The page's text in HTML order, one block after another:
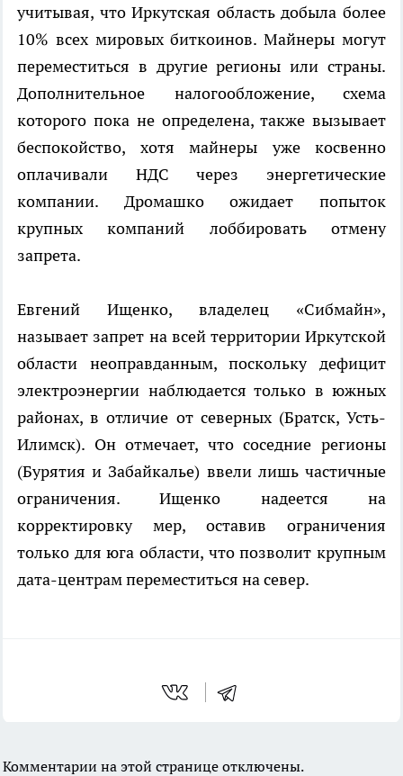
учитывая, что Иркутская область добыла более
10% всех мировых биткоинов. Майнеры могут
переместиться в другие регионы или страны.
Дополнительное налогообложение, схема
которого пока не определена, также вызывает
беспокойство, хотя майнеры уже косвенно
оплачивали НДС через энергетические
компании. Дромашко ожидает попыток
крупных компаний лоббировать отмену
запрета.
Евгений Ищенко, владелец «Сибмайн»,
называет запрет на всей территории Иркутской
области неоправданным, поскольку дефицит
электроэнергии наблюдается только в южных
районах, в отличие от северных (Братск, Усть-
Илимск). Он отмечает, что соседние регионы
(Бурятия и Забайкалье) ввели лишь частичные
ограничения. Ищенко надеется на
корректировку мер, оставив ограничения
только для юга области, что позволит крупным
дата-центрам переместиться на север.
Комментарии на этой странице отключены.